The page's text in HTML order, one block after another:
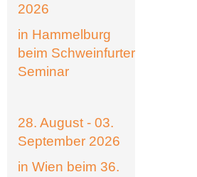
2026
in Hammelburg
beim Schweinfurter
Seminar
28. August - 03.
September 2026
in Wien beim 36.